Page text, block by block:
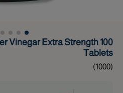
Vinegar Extra Strength 100
Tablets
(
1000
)